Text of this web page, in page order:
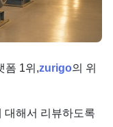
폼 1위,zurigo의 위
대해서 리뷰하도록